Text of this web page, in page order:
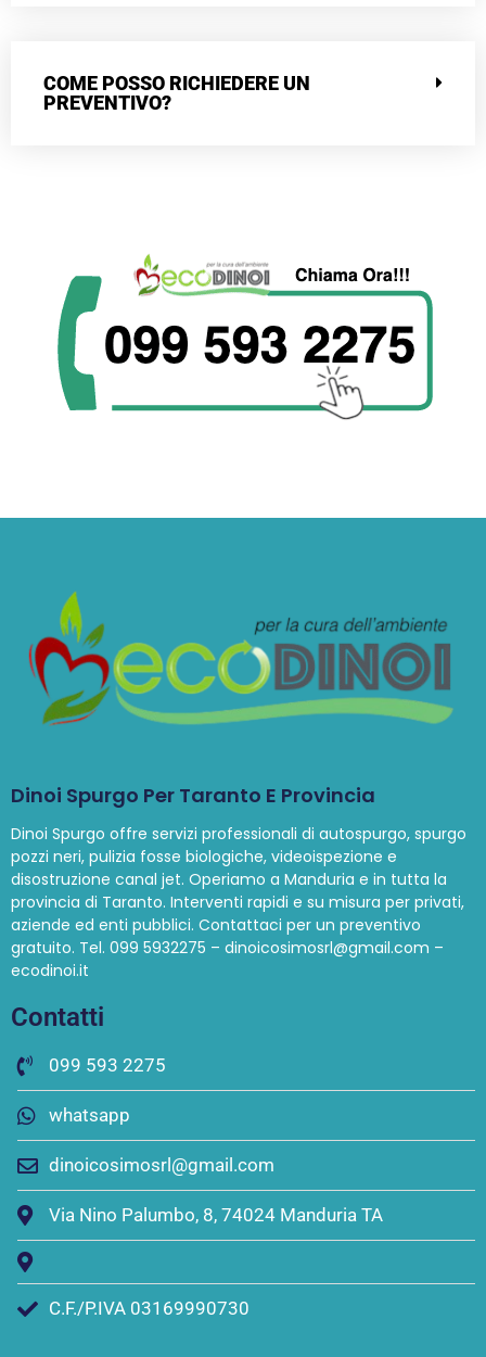
COME POSSO RICHIEDERE UN
PREVENTIVO?
Dinoi Spurgo Per Taranto E Provincia
Dinoi Spurgo offre servizi professionali di autospurgo, spurgo
pozzi neri, pulizia fosse biologiche, videoispezione e
disostruzione canal jet. Operiamo a Manduria e in tutta la
provincia di Taranto. Interventi rapidi e su misura per privati,
aziende ed enti pubblici. Contattaci per un preventivo
gratuito. Tel. 099 5932275 – dinoicosimosrl@gmail.com –
ecodinoi.it
Contatti
099 593 2275
whatsapp
dinoicosimosrl@gmail.com
Via Nino Palumbo, 8, 74024 Manduria TA
C.F./P.IVA 03169990730